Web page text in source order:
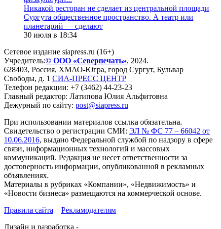
​Никакой ресторан не сделает из центральной площади
Сургута общественное пространство. А театр или
планетарий — сделают
30 июля в 18:34
Сетевое издание siapress.ru (16+)
Учредитель:© ООО «Северпечать», 2024.
628403, Россия, ХМАО-Югра, город Сургут, Бульвар
Свободы, д. 1 СИА-ПРЕСС ЦЕНТР
Телефон редакции: +7 (3462) 44-23-23
Главный редактор: Латипова Юлия Альфитовна
Дежурный по сайту: post@siapress.ru
При использовании материалов ссылка обязательна.
Свидетельство о регистрации СМИ: ЭЛ № ФС 77 – 66042 от
10.06.2016, выдано Федеральной службой по надзору в сфере
связи, информационных технологий и массовых
коммуникаций. Редакция не несет ответственности за
достоверность информации, опубликованной в рекламных
объявлениях.
Материалы в рубриках «Компании», «Недвижимость» и
«Новости бизнеса» размещаются на коммерческой основе.
Правила сайта
Рекламодателям
Дизайн и разработка -